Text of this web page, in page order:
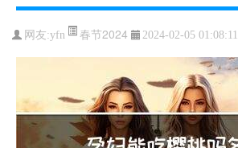
网友:yfn 春节2024 2024-02-05 01:08:11